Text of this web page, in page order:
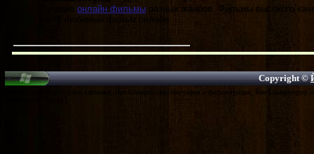
онлайн фильмы разных жанров. Фильмы высокого
свой любимый фильм онлайн.
Copyright ©
Дэймон Сальваторе обои и картинки, Йен Сомерхолдер биография и фильмография, Йен